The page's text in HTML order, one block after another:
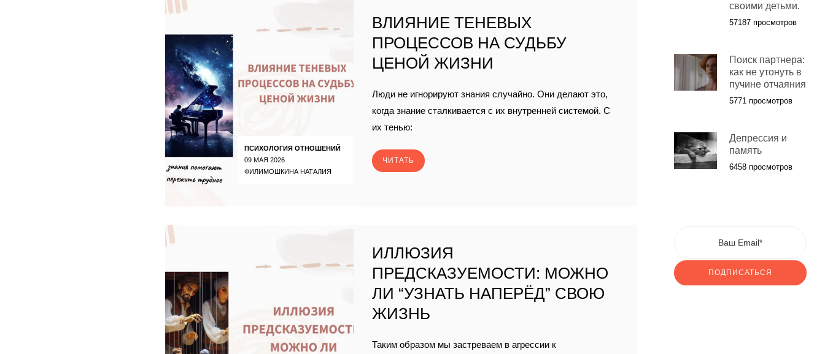
ПСИХОЛОГИЯ ОТНОШЕНИЙ
09 МАЯ 2026
ФИЛИМОШКИНА НАТАЛИЯ
ВЛИЯНИЕ ТЕНЕВЫХ
ПРОЦЕССОВ НА СУДЬБУ
ЦЕНОЙ ЖИЗНИ
Люди не игнорируют знания случайно. Они делают это,
когда знание сталкивается с их внутренней системой. С
их тенью:
ЧИТАТЬ
ИЛЛЮЗИЯ
ПРЕДСКАЗУЕМОСТИ: МОЖНО
ЛИ “УЗНАТЬ НАПЕРЁД” СВОЮ
ЖИЗНЬ
Таким образом мы застреваем в агрессии к
своими детьми.
57187 просмотров
Поиск партнера:
как не утонуть в
пучине отчаяния
5771 просмотров
Депрессия и
память
6458 просмотров
ПОДПИСАТЬСЯ